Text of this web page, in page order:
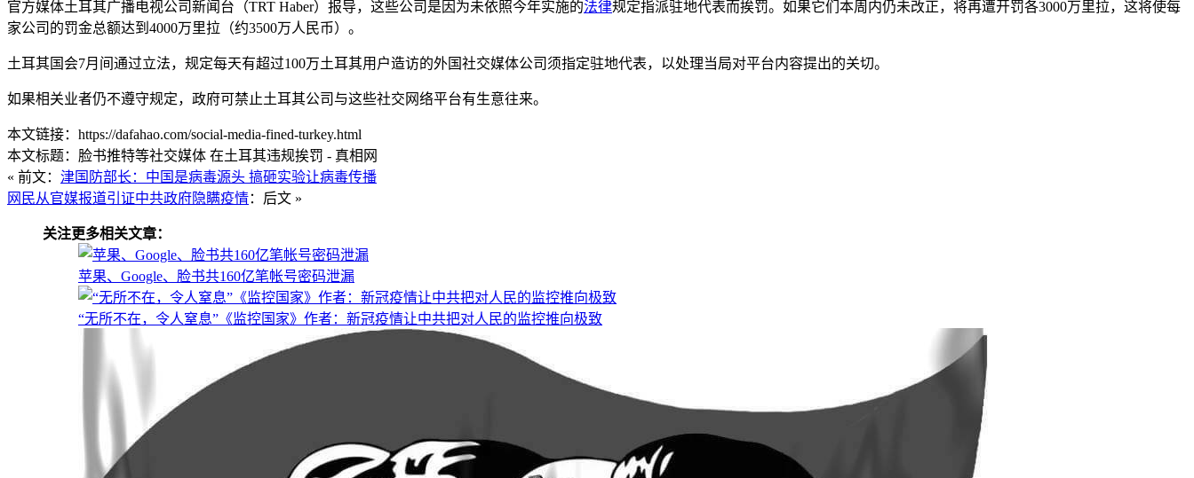
官方媒体土耳其广播电视公司新闻台（TRT Haber）报导，这些公司是因为未依照今年实施的法律规定指派驻地代表而挨罚。如果它们本周内仍未改正，将再遭开罚各3000万里拉，这将使每
家公司的罚金总额达到4000万里拉（约3500万人民币）。
土耳其国会7月间通过立法，规定每天有超过100万土耳其用户造访的外国社交媒体公司须指定驻地代表，以处理当局对平台内容提出的关切。
如果相关业者仍不遵守规定，政府可禁止土耳其公司与这些社交网络平台有生意往来。
本文链接：https://dafahao.com/social-media-fined-turkey.html
本文标题：脸书推特等社交媒体 在土耳其违规挨罚 - 真相网
« 前文： 津国防部长：中国是病毒源头 搞砸实验让病毒传播
网民从官媒报道引证中共政府隐瞒疫情：后文 »
关注更多相关文章：
苹果、Google、脸书共160亿笔帐号密码泄漏
“无所不在，令人窒息”《监控国家》作者：新冠疫情让中共把对人民的监控推向极致